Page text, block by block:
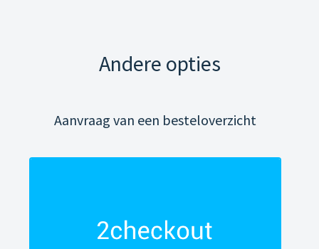
Andere opties
Aanvraag van een besteloverzicht